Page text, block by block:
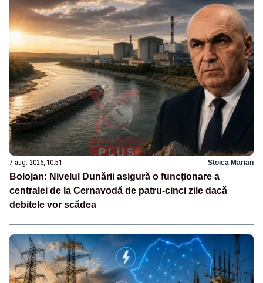
7 aug. 2026, 10:51 Stoica Marian
Bolojan: Nivelul Dunării asigură o funcționare a
centralei de la Cernavodă de patru-cinci zile dacă
debitele vor scădea